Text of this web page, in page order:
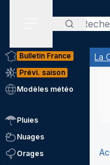
La
Bulletin France
Prévi. saison
Modèles météo
Pluies
Nuages
Orages